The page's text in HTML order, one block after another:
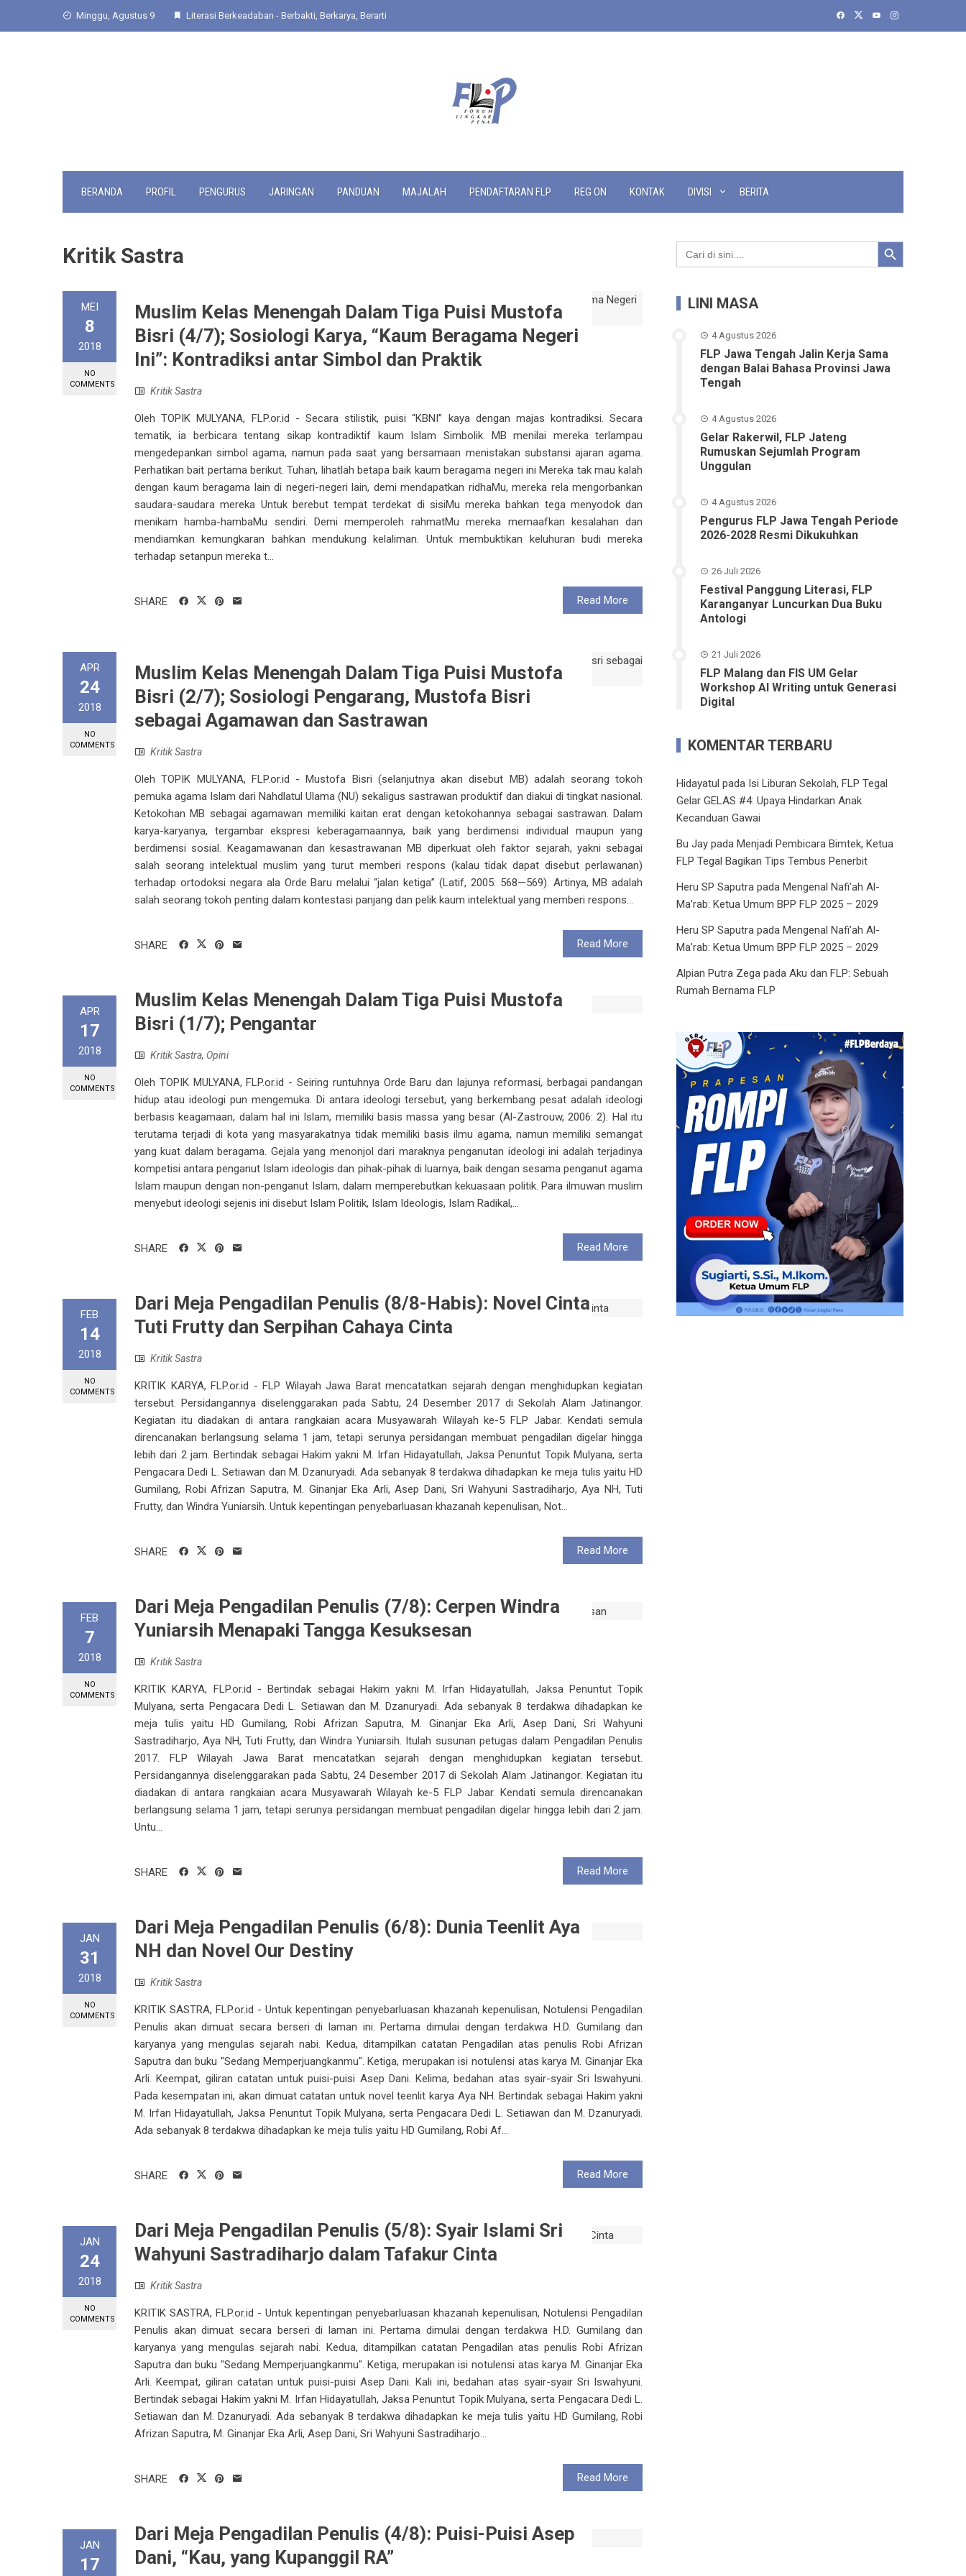
Minggu, Agustus 9 Literasi Berkeadaban - Berbakti, Berkarya, Berarti
BERANDA PROFIL PENGURUS JARINGAN PANDUAN MAJALAH PENDAFTARAN FLP REG ON KONTAK DIVISI BERITA
Kritik Sastra
MEI
8
2018
NO
COMMENTS
Muslim Kelas Menengah Dalam Tiga Puisi Mustofa
Bisri (4/7); Sosiologi Karya, “Kaum Beragama Negeri
Ini”: Kontradiksi antar Simbol dan Praktik
Kritik Sastra
Oleh TOPIK MULYANA, FLP.or.id - Secara stilistik, puisi “KBNI” kaya dengan majas kontradiksi. Secara
tematik, ia berbicara tentang sikap kontradiktif kaum Islam Simbolik. MB menilai mereka terlampau
mengedepankan simbol agama, namun pada saat yang bersamaan menistakan substansi ajaran agama.
Perhatikan bait pertama berikut. Tuhan, lihatlah betapa baik kaum beragama negeri ini Mereka tak mau kalah
dengan kaum beragama lain di negeri-negeri lain, demi mendapatkan ridhaMu, mereka rela mengorbankan
saudara-saudara mereka Untuk berebut tempat terdekat di sisiMu mereka bahkan tega menyodok dan
menikam hamba-hambaMu sendiri. Demi memperoleh rahmatMu mereka memaafkan kesalahan dan
mendiamkan kemungkaran bahkan mendukung kelaliman. Untuk membuktikan keluhuran budi mereka
terhadap setanpun mereka t...
Read More
SHARE
APR
24
2018
NO
COMMENTS
Muslim Kelas Menengah Dalam Tiga Puisi Mustofa
Bisri (2/7); Sosiologi Pengarang, Mustofa Bisri
sebagai Agamawan dan Sastrawan
Kritik Sastra
Oleh TOPIK MULYANA, FLP.or.id - Mustofa Bisri (selanjutnya akan disebut MB) adalah seorang tokoh
pemuka agama Islam dari Nahdlatul Ulama (NU) sekaligus sastrawan produktif dan diakui di tingkat nasional.
Ketokohan MB sebagai agamawan memiliki kaitan erat dengan ketokohannya sebagai sastrawan. Dalam
karya-karyanya, tergambar ekspresi keberagamaannya, baik yang berdimensi individual maupun yang
berdimensi sosial. Keagamawanan dan kesastrawanan MB diperkuat oleh faktor sejarah, yakni sebagai
salah seorang intelektual muslim yang turut memberi respons (kalau tidak dapat disebut perlawanan)
terhadap ortodoksi negara ala Orde Baru melalui “jalan ketiga” (Latif, 2005: 568—569). Artinya, MB adalah
salah seorang tokoh penting dalam kontestasi panjang dan pelik kaum intelektual yang memberi respons...
Read More
SHARE
APR
17
2018
NO
COMMENTS
Muslim Kelas Menengah Dalam Tiga Puisi Mustofa
Bisri (1/7); Pengantar
Kritik Sastra, Opini
Oleh TOPIK MULYANA, FLP.or.id - Seiring runtuhnya Orde Baru dan lajunya reformasi, berbagai pandangan
hidup atau ideologi pun mengemuka. Di antara ideologi tersebut, yang berkembang pesat adalah ideologi
berbasis keagamaan, dalam hal ini Islam, memiliki basis massa yang besar (Al-Zastrouw, 2006: 2). Hal itu
terutama terjadi di kota yang masyarakatnya tidak memiliki basis ilmu agama, namun memiliki semangat
yang kuat dalam beragama. Gejala yang menonjol dari maraknya penganutan ideologi ini adalah terjadinya
kompetisi antara penganut Islam ideologis dan pihak-pihak di luarnya, baik dengan sesama penganut agama
Islam maupun dengan non-penganut Islam, dalam memperebutkan kekuasaan politik. Para ilmuwan muslim
menyebut ideologi sejenis ini disebut Islam Politik, Islam Ideologis, Islam Radikal,...
Read More
SHARE
FEB
14
2018
NO
COMMENTS
Dari Meja Pengadilan Penulis (8/8-Habis): Novel Cinta
Tuti Frutty dan Serpihan Cahaya Cinta
Kritik Sastra
KRITIK KARYA, FLP.or.id - FLP Wilayah Jawa Barat mencatatkan sejarah dengan menghidupkan kegiatan
tersebut. Persidangannya diselenggarakan pada Sabtu, 24 Desember 2017 di Sekolah Alam Jatinangor.
Kegiatan itu diadakan di antara rangkaian acara Musyawarah Wilayah ke-5 FLP Jabar. Kendati semula
direncanakan berlangsung selama 1 jam, tetapi serunya persidangan membuat pengadilan digelar hingga
lebih dari 2 jam. Bertindak sebagai Hakim yakni M. Irfan Hidayatullah, Jaksa Penuntut Topik Mulyana, serta
Pengacara Dedi L. Setiawan dan M. Dzanuryadi. Ada sebanyak 8 terdakwa dihadapkan ke meja tulis yaitu HD
Gumilang, Robi Afrizan Saputra, M. Ginanjar Eka Arli, Asep Dani, Sri Wahyuni Sastradiharjo, Aya NH, Tuti
Frutty, dan Windra Yuniarsih. Untuk kepentingan penyebarluasan khazanah kepenulisan, Not...
Read More
SHARE
FEB
7
2018
NO
COMMENTS
Dari Meja Pengadilan Penulis (7/8): Cerpen Windra
Yuniarsih Menapaki Tangga Kesuksesan
Kritik Sastra
KRITIK KARYA, FLP.or.id - Bertindak sebagai Hakim yakni M. Irfan Hidayatullah, Jaksa Penuntut Topik
Mulyana, serta Pengacara Dedi L. Setiawan dan M. Dzanuryadi. Ada sebanyak 8 terdakwa dihadapkan ke
meja tulis yaitu HD Gumilang, Robi Afrizan Saputra, M. Ginanjar Eka Arli, Asep Dani, Sri Wahyuni
Sastradiharjo, Aya NH, Tuti Frutty, dan Windra Yuniarsih. Itulah susunan petugas dalam Pengadilan Penulis
2017. FLP Wilayah Jawa Barat mencatatkan sejarah dengan menghidupkan kegiatan tersebut.
Persidangannya diselenggarakan pada Sabtu, 24 Desember 2017 di Sekolah Alam Jatinangor. Kegiatan itu
diadakan di antara rangkaian acara Musyawarah Wilayah ke-5 FLP Jabar. Kendati semula direncanakan
berlangsung selama 1 jam, tetapi serunya persidangan membuat pengadilan digelar hingga lebih dari 2 jam.
Untu...
Read More
SHARE
JAN
31
2018
NO
COMMENTS
Dari Meja Pengadilan Penulis (6/8): Dunia Teenlit Aya
NH dan Novel Our Destiny
Kritik Sastra
KRITIK SASTRA, FLP.or.id - Untuk kepentingan penyebarluasan khazanah kepenulisan, Notulensi Pengadilan
Penulis akan dimuat secara berseri di laman ini. Pertama dimulai dengan terdakwa H.D. Gumilang dan
karyanya yang mengulas sejarah nabi. Kedua, ditampilkan catatan Pengadilan atas penulis Robi Afrizan
Saputra dan buku "Sedang Memperjuangkanmu". Ketiga, merupakan isi notulensi atas karya M. Ginanjar Eka
Arli. Keempat, giliran catatan untuk puisi-puisi Asep Dani. Kelima, bedahan atas syair-syair Sri Iswahyuni.
Pada kesempatan ini, akan dimuat catatan untuk novel teenlit karya Aya NH. Bertindak sebagai Hakim yakni
M. Irfan Hidayatullah, Jaksa Penuntut Topik Mulyana, serta Pengacara Dedi L. Setiawan dan M. Dzanuryadi.
Ada sebanyak 8 terdakwa dihadapkan ke meja tulis yaitu HD Gumilang, Robi Af...
Read More
SHARE
JAN
24
2018
NO
COMMENTS
Dari Meja Pengadilan Penulis (5/8): Syair Islami Sri
Wahyuni Sastradiharjo dalam Tafakur Cinta
Kritik Sastra
KRITIK SASTRA, FLP.or.id - Untuk kepentingan penyebarluasan khazanah kepenulisan, Notulensi Pengadilan
Penulis akan dimuat secara berseri di laman ini. Pertama dimulai dengan terdakwa H.D. Gumilang dan
karyanya yang mengulas sejarah nabi. Kedua, ditampilkan catatan Pengadilan atas penulis Robi Afrizan
Saputra dan buku "Sedang Memperjuangkanmu". Ketiga, merupakan isi notulensi atas karya M. Ginanjar Eka
Arli. Keempat, giliran catatan untuk puisi-puisi Asep Dani. Kali ini, bedahan atas syair-syair Sri Iswahyuni.
Bertindak sebagai Hakim yakni M. Irfan Hidayatullah, Jaksa Penuntut Topik Mulyana, serta Pengacara Dedi L.
Setiawan dan M. Dzanuryadi. Ada sebanyak 8 terdakwa dihadapkan ke meja tulis yaitu HD Gumilang, Robi
Afrizan Saputra, M. Ginanjar Eka Arli, Asep Dani, Sri Wahyuni Sastradiharjo...
Read More
SHARE
JAN
17
Dari Meja Pengadilan Penulis (4/8): Puisi-Puisi Asep
Dani, “Kau, yang Kupanggil RA”
Search
for:
Search Button
LINI MASA
4 Agustus 2026
FLP Jawa Tengah Jalin Kerja Sama
dengan Balai Bahasa Provinsi Jawa
Tengah
4 Agustus 2026
Gelar Rakerwil, FLP Jateng
Rumuskan Sejumlah Program
Unggulan
4 Agustus 2026
Pengurus FLP Jawa Tengah Periode
2026-2028 Resmi Dikukuhkan
26 Juli 2026
Festival Panggung Literasi, FLP
Karanganyar Luncurkan Dua Buku
Antologi
21 Juli 2026
FLP Malang dan FIS UM Gelar
Workshop AI Writing untuk Generasi
Digital
KOMENTAR TERBARU
Hidayatul pada Isi Liburan Sekolah, FLP Tegal
Gelar GELAS #4: Upaya Hindarkan Anak
Kecanduan Gawai
Bu Jay padaMenjadi Pembicara Bimtek, Ketua
FLP Tegal Bagikan Tips Tembus Penerbit
Heru SP Saputra padaMengenal Nafi’ah Al-
Ma’rab: Ketua Umum BPP FLP 2025 – 2029
Heru SP Saputra padaMengenal Nafi’ah Al-
Ma’rab: Ketua Umum BPP FLP 2025 – 2029
Alpian Putra Zega padaAku dan FLP: Sebuah
Rumah Bernama FLP